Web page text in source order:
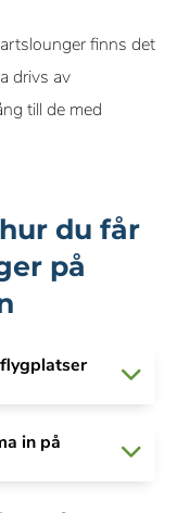
finns det
drivs av
till de med
du får
på
in på